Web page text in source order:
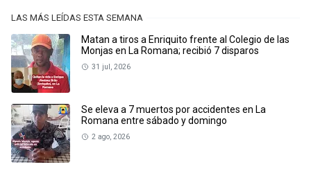
LAS MÁS LEÍDAS ESTA SEMANA
Matan a tiros a Enriquito frente al Colegio de las
Monjas en La Romana; recibió 7 disparos
31 jul, 2026
Se eleva a 7 muertos por accidentes en La
Romana entre sábado y domingo
2 ago, 2026